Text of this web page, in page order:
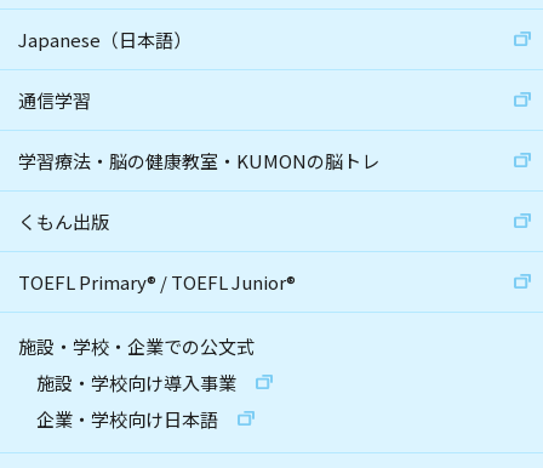
Japanese（日本語）
通信学習
学習療法・脳の健康教室・KUMONの脳トレ
くもん出版
TOEFL Primary® /TOEFL Junior®
施設・学校・企業での公文式
施設・学校向け導入事業
企業・学校向け日本語